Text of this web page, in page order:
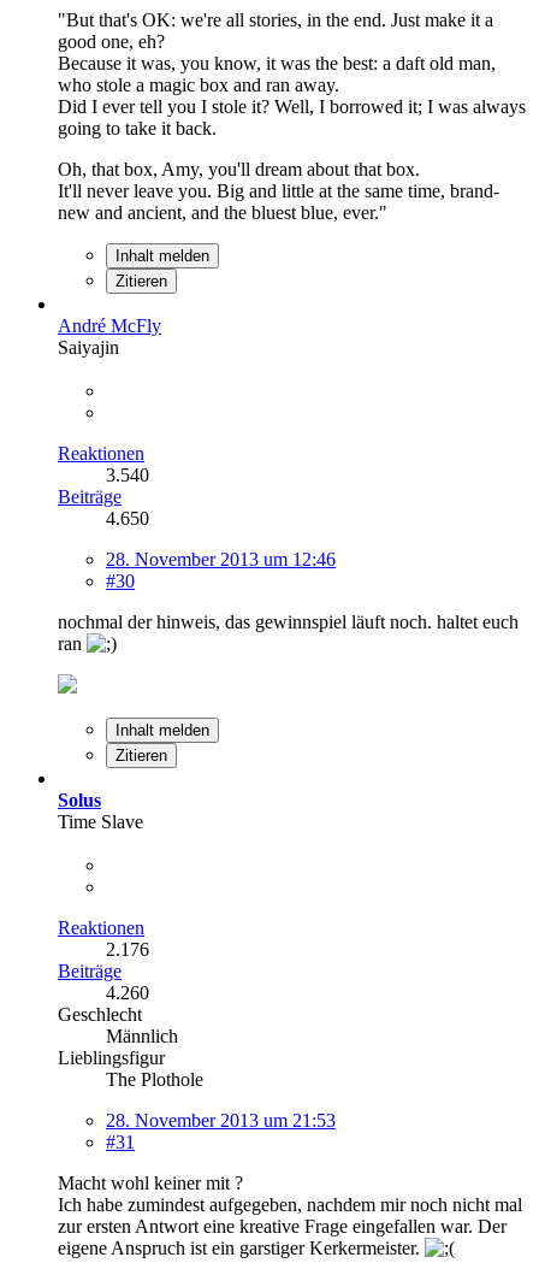
"But that's OK: we're all stories, in the end. Just make it a
good one, eh?
Because it was, you know, it was the best: a daft old man,
who stole a magic box and ran away.
Did I ever tell you I stole it? Well, I borrowed it; I was always
going to take it back.
Oh, that box, Amy, you'll dream about that box.
It'll never leave you. Big and little at the same time, brand-
new and ancient, and the bluest blue, ever."
Inhalt melden
Zitieren
André McFly
Saiyajin
Reaktionen
3.540
Beiträge
4.650
28. November 2013 um 12:46
#30
nochmal der hinweis, das gewinnspiel läuft noch. haltet euch
ran
Inhalt melden
Zitieren
Solus
Time Slave
Reaktionen
2.176
Beiträge
4.260
Geschlecht
Männlich
Lieblingsfigur
The Plothole
28. November 2013 um 21:53
#31
Macht wohl keiner mit ?
Ich habe zumindest aufgegeben, nachdem mir noch nicht mal
zur ersten Antwort eine kreative Frage eingefallen war. Der
eigene Anspruch ist ein garstiger Kerkermeister.